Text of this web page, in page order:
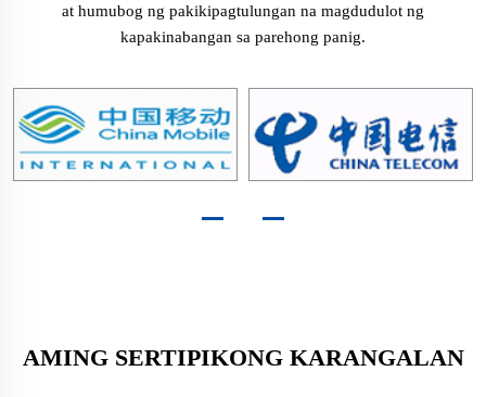
at humubog ng pakikipagtulungan na magdudulot ng
kapakinabangan sa parehong panig.
AMING SERTIPIKONG KARANGALAN